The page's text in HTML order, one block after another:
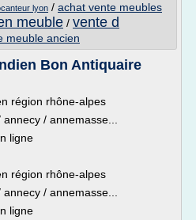
lyon / achat vente meubles
meuble / vente d
meuble ancien
Bon Antiquaire
région rhône-alpes
/ annemasse...
ligne
région rhône-alpes
/ annemasse...
ligne